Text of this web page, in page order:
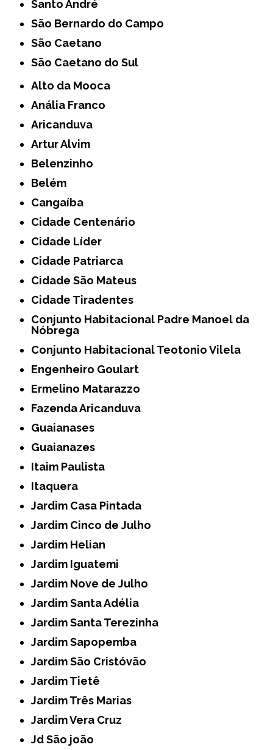
Santo André
São Bernardo do Campo
São Caetano
São Caetano do Sul
Alto da Mooca
Anália Franco
Aricanduva
Artur Alvim
Belenzinho
Belém
Cangaíba
Cidade Centenário
Cidade Líder
Cidade Patriarca
Cidade São Mateus
Cidade Tiradentes
Conjunto Habitacional Padre Manoel da
Nóbrega
Conjunto Habitacional Teotonio Vilela
Engenheiro Goulart
Ermelino Matarazzo
Fazenda Aricanduva
Guaianases
Guaianazes
Itaim Paulista
Itaquera
Jardim Casa Pintada
Jardim Cinco de Julho
Jardim Helian
Jardim Iguatemi
Jardim Nove de Julho
Jardim Santa Adélia
Jardim Santa Terezinha
Jardim Sapopemba
Jardim São Cristóvão
Jardim Tietê
Jardim Três Marias
Jardim Vera Cruz
Jd São joão